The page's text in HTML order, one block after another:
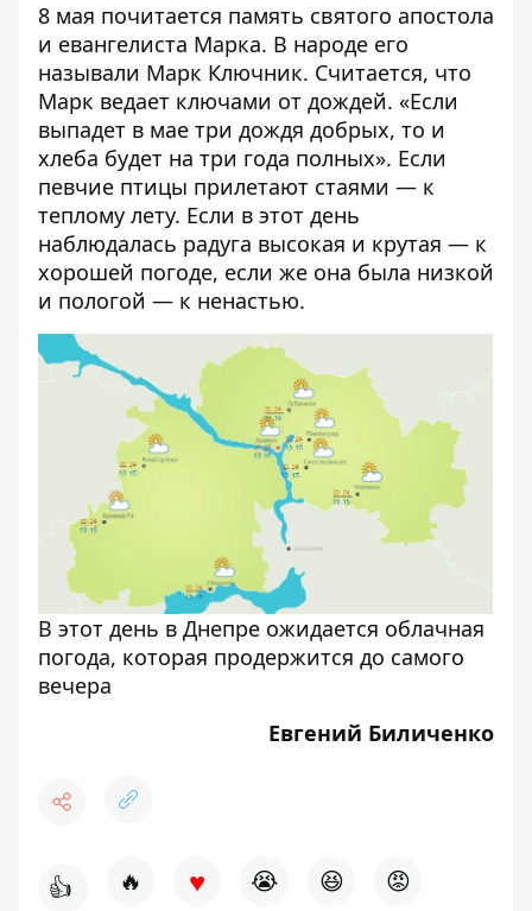
8 мая почитается память святого апостола
и евангелиста Марка. В народе его
называли Марк Ключник. Считается, что
Марк ведает ключами от дождей. «Если
выпадет в мае три дождя добрых, то и
хлеба будет на три года полных». Если
певчие птицы прилетают стаями — к
теплому лету. Если в этот день
наблюдалась радуга высокая и крутая — к
хорошей погоде, если же она была низкой
и пологой — к ненастью.
В этот день в Днепре ожидается облачная
погода, которая продержится до самого
вечера
Евгений Биличенко
👍 🔥 ♥ 😭 😆 😡